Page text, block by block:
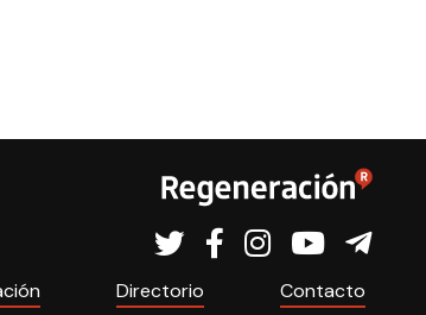
Directorio Contacto